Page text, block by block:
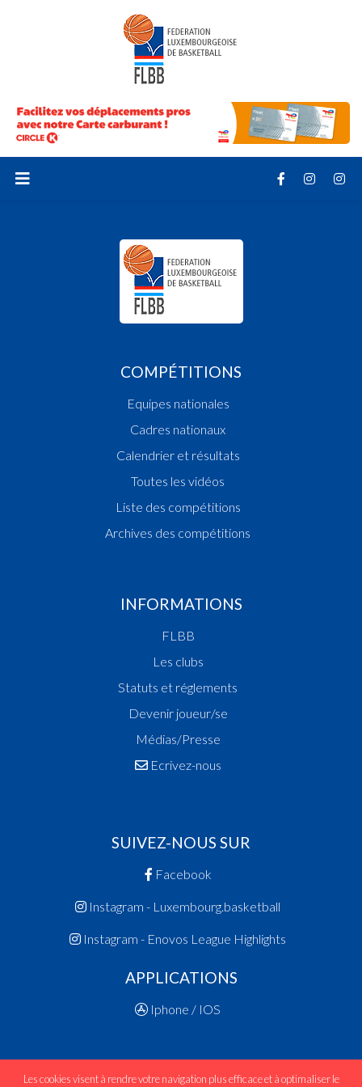
COMPÉTITIONS
Equipes nationales
Cadres nationaux
Calendrier et résultats
Toutes les vidéos
Liste des compétitions
Archives des compétitions
INFORMATIONS
FLBB
Les clubs
Statuts et réglements
Devenir joueur/se
Médias/Presse
Ecrivez-nous
SUIVEZ-NOUS SUR
Facebook
Instagram - Luxembourg.basketball
Instagram - Enovos League Highlights
APPLICATIONS
Iphone / IOS
Les cookies visent à rendre votre navigation plus efficace et à optimaliser le